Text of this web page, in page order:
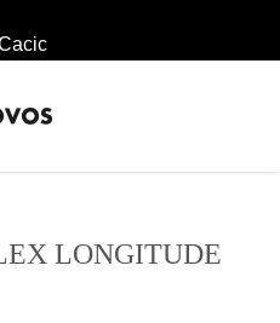
LONGITUDE